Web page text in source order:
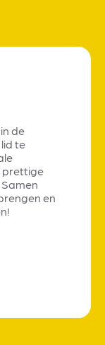
de
te
prettige
en